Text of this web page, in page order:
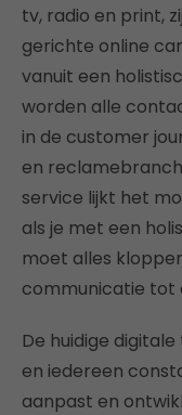
tv, radio en print,
gerichte online
vanuit een
worden alle
in de customer
en
service lijkt het
als je met een
moet alles
communicatie tot
De huidige
en iedereen
aanpast en